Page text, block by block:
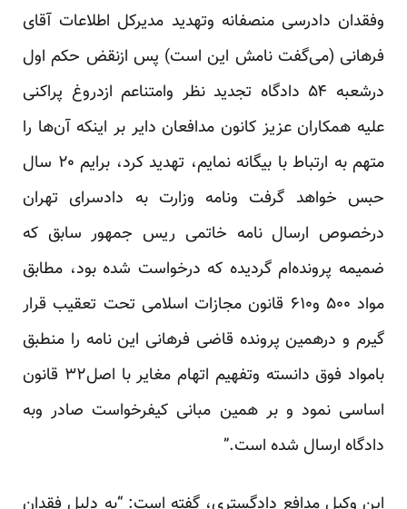
وفقدان دادرسی منصفانه وتهدید مدیرکل اطلاعات آقای
فرهانی (می‌گفت نامش این است) پس ازنقض حکم اول
درشعبه ۵۴ دادگاه تجدید نظر وامتناعم ازدروغ پراکنی
علیه همکاران عزیز کانون مدافعان دایر بر اینکه آن‌ها را
متهم به ارتباط با بیگانه نمایم، تهدید کرد، برایم ۲۰ سال
حبس خواهد گرفت ونامه وزارت به دادسرای تهران
درخصوص ارسال نامه خاتمی ریس جمهور سابق که
ضمیمه پرونده‌ام گردیده که درخواست شده بود، مطابق
مواد ۵۰۰ و۶۱۰ قانون مجازات اسلامی تحت تعقیب قرار
گیرم و درهمین پرونده قاضی فرهانی این نامه را منطبق
بامواد فوق دانسته وتفهیم اتهام مغایر با اصل۳۲ قانون
اساسی نمود و بر همین مبانی کیفرخواست صادر وبه
دادگاه ارسال شده است.”